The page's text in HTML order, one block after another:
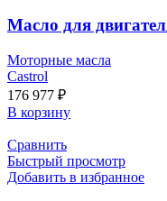
Масло для
Моторные масла
Castrol
176 977 ₽
В корзину
Сравнить
Быстрый просмотр
Добавить в избранное